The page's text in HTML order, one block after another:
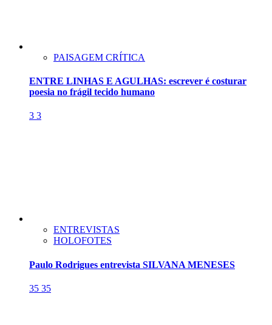
PAISAGEM CRÍTICA
ENTRE LINHAS E AGULHAS: escrever é costurar
poesia no frágil tecido humano
3 3
ENTREVISTAS
HOLOFOTES
Paulo Rodrigues entrevista SILVANA MENESES
35 35